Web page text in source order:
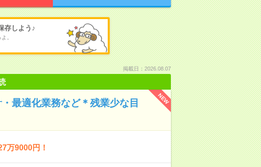
存しよう♪
。
掲載日：2026.08.07
NEW
最適化業務など＊残業少な目
万9000円！